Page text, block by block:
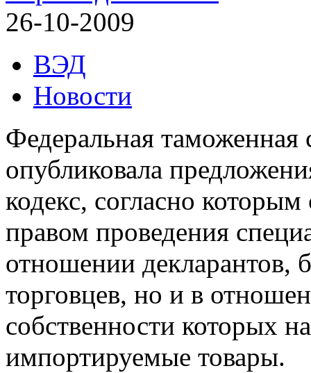
26-10-2009
ВЭД
Новости
Федеральная
опубликовала
кодекс, согласно
правом проведения
отношении декларантов,
торговцев, но и в
собственности которых
импортируемые товары.